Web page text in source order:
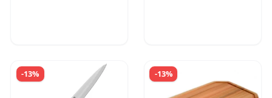
-13% -13%